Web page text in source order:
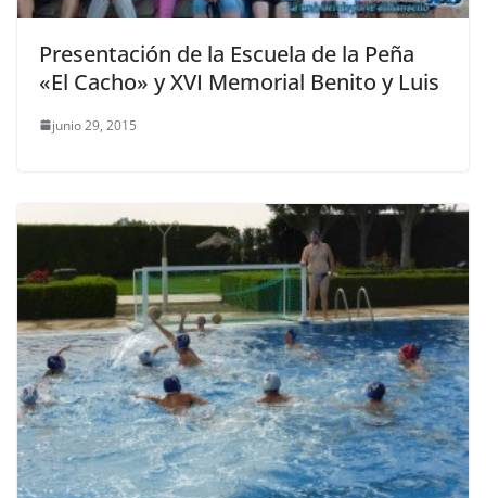
Presentación de la Escuela de la Peña
«El Cacho» y XVI Memorial Benito y Luis
junio 29, 2015